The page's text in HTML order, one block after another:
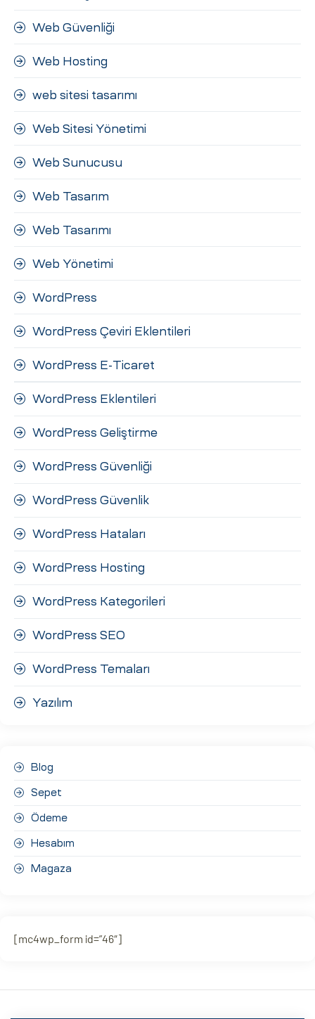
Web Güvenliği
Web Hosting
web sitesi tasarımı
Web Sitesi Yönetimi
Web Sunucusu
Web Tasarım
Web Tasarımı
Web Yönetimi
WordPress
WordPress Çeviri Eklentileri
WordPress E-Ticaret
WordPress Eklentileri
WordPress Geliştirme
WordPress Güvenliği
WordPress Güvenlik
WordPress Hataları
WordPress Hosting
WordPress Kategorileri
WordPress SEO
WordPress Temaları
Yazılım
Blog
Sepet
Ödeme
Hesabım
Magaza
[mc4wp_form id=”46″]